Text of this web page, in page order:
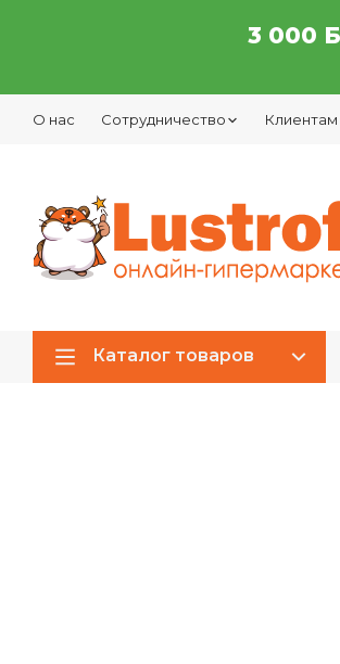
3 000
О нас Сотрудничество Клиентам
Каталог товаров